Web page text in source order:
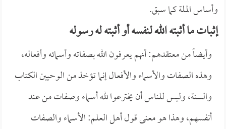
وأساس الملة كما سبق.
إثبات ما أثبته الله لنفسه أو أثبته له رسوله
وأيضاً من معتقدهم: أنهم يعرفون الله بصفاته وأسمائه وأفعاله،
وهذه الصفات والأسماء والأفعال إنما تؤخذ من الوحيين الكتاب
والسنة، وليس للناس أن يخترعوا لله أسماء وصفات من عند
أنفسهم، وهذا هو معنى قول أهل العلم: الأسماء والصفات